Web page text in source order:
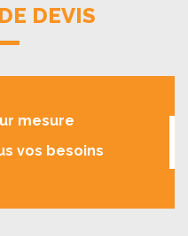
DEVIS
mesure
vos besoins